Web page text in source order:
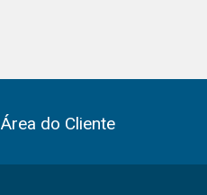
Área do Cliente